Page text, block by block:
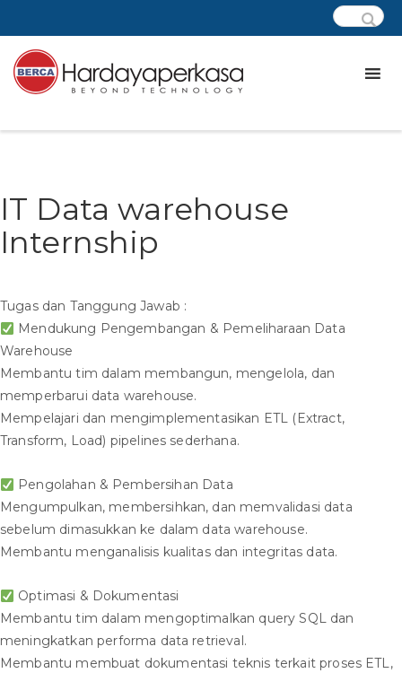
IT Data warehouse
Internship
Tugas dan Tanggung Jawab :
Mendukung Pengembangan & Pemeliharaan Data
Warehouse
Membantu tim dalam membangun, mengelola, dan
memperbarui data warehouse.
Mempelajari dan mengimplementasikan ETL (Extract,
Transform, Load) pipelines sederhana.
Pengolahan & Pembersihan Data
Mengumpulkan, membersihkan, dan memvalidasi data
sebelum dimasukkan ke dalam data warehouse.
Membantu menganalisis kualitas dan integritas data.
Optimasi & Dokumentasi
Membantu tim dalam mengoptimalkan query SQL dan
meningkatkan performa data retrieval.
Membantu membuat dokumentasi teknis terkait proses ETL,